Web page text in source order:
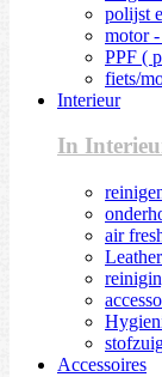
polijst
motor
PPF (
fiets/
Interieur
In
air
Accessoires